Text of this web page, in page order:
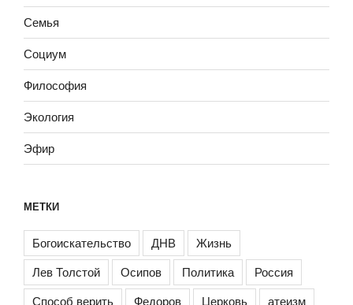
Семья
Социум
Философия
Экология
Эфир
МЕТКИ
Богоискательство ДНВ
Жизнь
Лев Толстой
Осипов Политика
Россия
Способ верить
Федоров Церковь
атеизм